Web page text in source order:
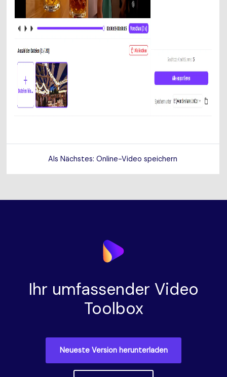
Als Nächstes: Online-Video speichern
Ihr umfassender Video
Toolbox
Neueste Version herunterladen